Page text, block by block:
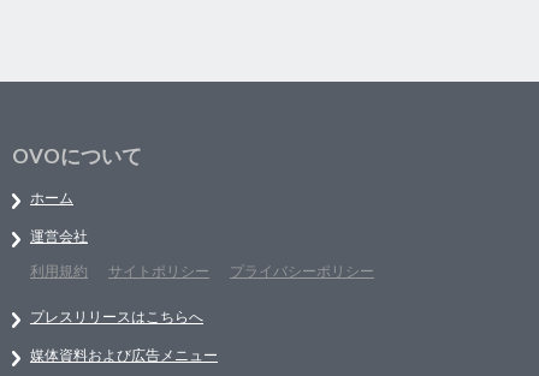
OVOについて
ホーム
運営会社
利用規約
サイトポリシー プライバシーポリシー
プレスリリースはこちらへ
媒体資料および広告メニュー